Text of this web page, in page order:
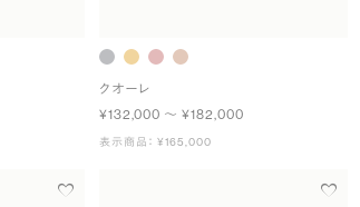
クオーレ
¥132,000 〜 ¥182,000
表示商品： ¥165,000